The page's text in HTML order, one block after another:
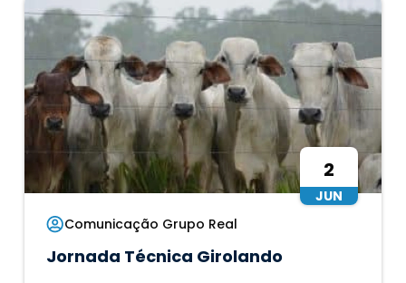
2
JUN
Comunicação Grupo Real
Jornada Técnica Girolando